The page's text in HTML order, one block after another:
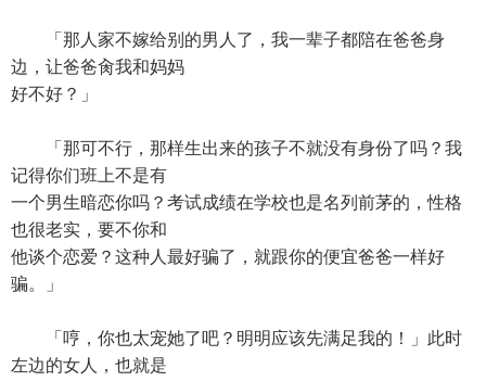
「那人家不嫁给别的男人了，我一辈子都陪在爸爸身
边，让爸爸肏我和妈妈
好不好？」
「那可不行，那样生出来的孩子不就没有身份了吗？我
记得你们班上不是有
一个男生暗恋你吗？考试成绩在学校也是名列前茅的，性格
也很老实，要不你和
他谈个恋爱？这种人最好骗了，就跟你的便宜爸爸一样好
骗。」
「哼，你也太宠她了吧？明明应该先满足我的！」此时
左边的女人，也就是